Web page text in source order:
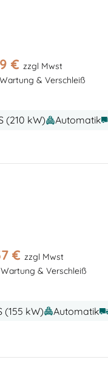
€ zzgl Mwst
& Verschleiß
(210 kW) Automatik
€zzgl Mwst
& Verschleiß
(155 kW) Automatik